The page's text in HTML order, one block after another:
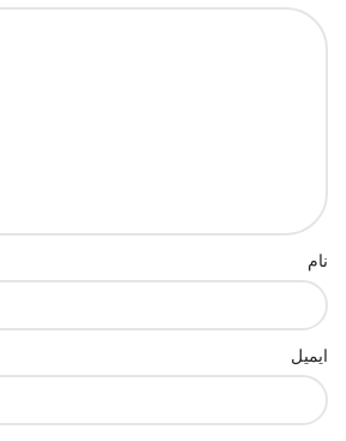
نام
ایمیل